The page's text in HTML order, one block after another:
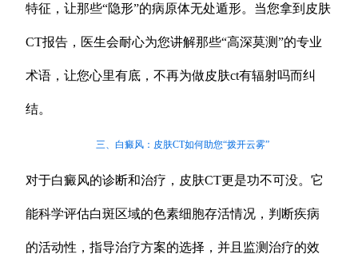
特征，让那些“隐形”的病原体无处遁形。当您拿到皮肤
CT报告，医生会耐心为您讲解那些“高深莫测”的专业
术语，让您心里有底，不再为做皮肤ct有辐射吗而纠
结。
三、白癜风：皮肤CT如何助您“拨开云雾”
对于白癜风的诊断和治疗，皮肤CT更是功不可没。它
能科学评估白斑区域的色素细胞存活情况，判断疾病
的活动性，指导治疗方案的选择，并且监测治疗的效